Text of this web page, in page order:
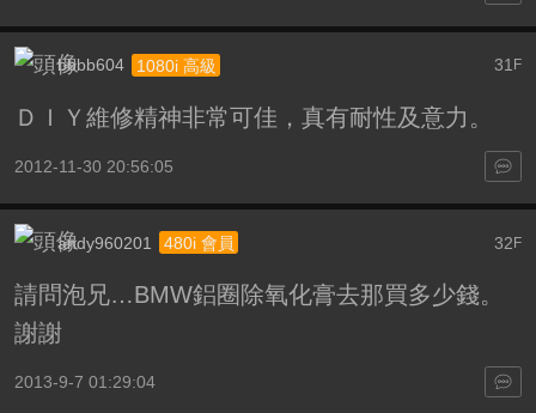
31 F
bbbb604 1080i 高級
ＤＩＹ維修精神非常可佳，真有耐性及意力。
2012-11-30 20:56:05
32F
andy960201 480i 會員
請問泡兄…BMW鋁圈除氧化膏去那買多少錢。
謝謝
2013-9-7 01:29:04